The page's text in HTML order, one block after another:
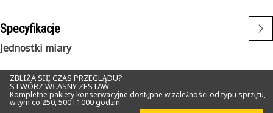
proper service and routing to existing systems on your Cat
Machine.
Consult your owner’s manual or contact your local Cat
Dealer for more information.
Specyfikacje
Jednostki miary
ZBLIŻA SIĘ CZAS PRZEGLĄDU?
STWÓRZ WŁASNY ZESTAW
Kompletne pakiety konserwacyjne dostępne w zależności od typu sprzętu,
w tym co 250, 500 i 1000 godzin.